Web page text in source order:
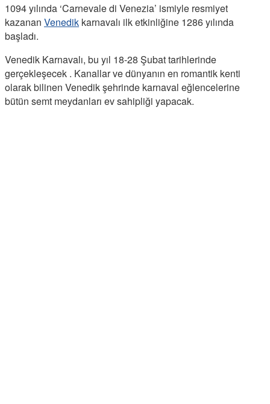
1094 yılında ‘Carnevale di Venezia’ ismiyle resmiyet
kazanan Venedik karnavalı ilk etkinliğine 1286 yılında
başladı.
Venedik Karnavalı, bu yıl 18-28 Şubat tarihlerinde
gerçekleşecek . Kanallar ve dünyanın en romantik kenti
olarak bilinen Venedik şehrinde karnaval eğlencelerine
bütün semt meydanları ev sahipliği yapacak.